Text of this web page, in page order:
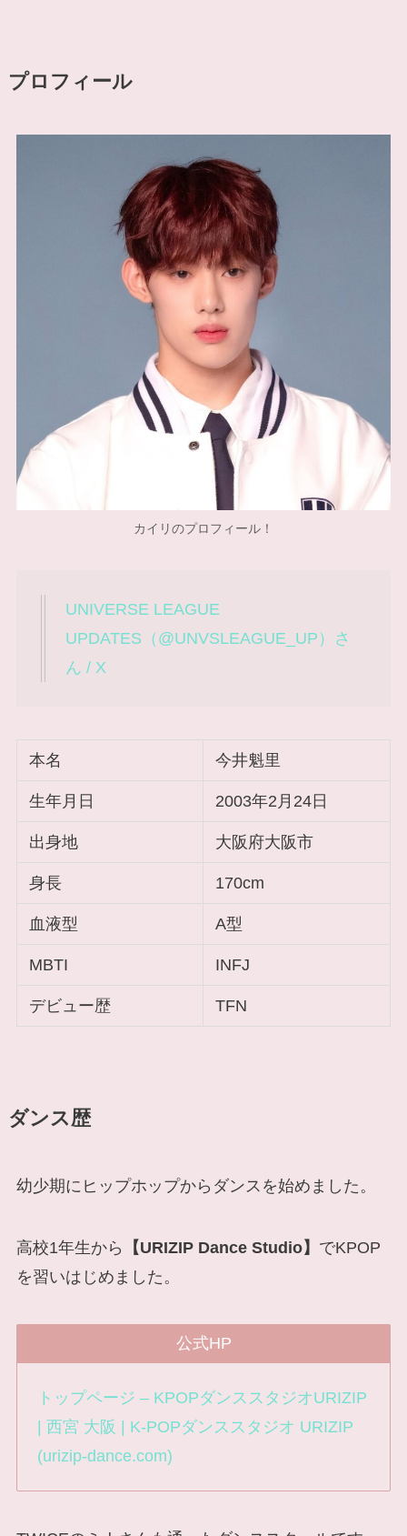
プロフィール
カイリのプロフィール！
UNIVERSE LEAGUE
UPDATES（@UNVSLEAGUE_UP）さ
ん / X
本名 今井魁里
生年月日 2003年2月24日
出身地 大阪府大阪市
身長 170cm
血液型 A型
MBTI INFJ
デビュー歴 TFN
ダンス歴
幼少期にヒップホップからダンスを始めました。
高校1年生から 【URIZIP Dance Studio】 でKPOP
を習いはじめました。
公式HP
トップページ – KPOPダンススタジオURIZIP
| 西宮 大阪 | K-POPダンススタジオ URIZIP
(urizip-dance.com)